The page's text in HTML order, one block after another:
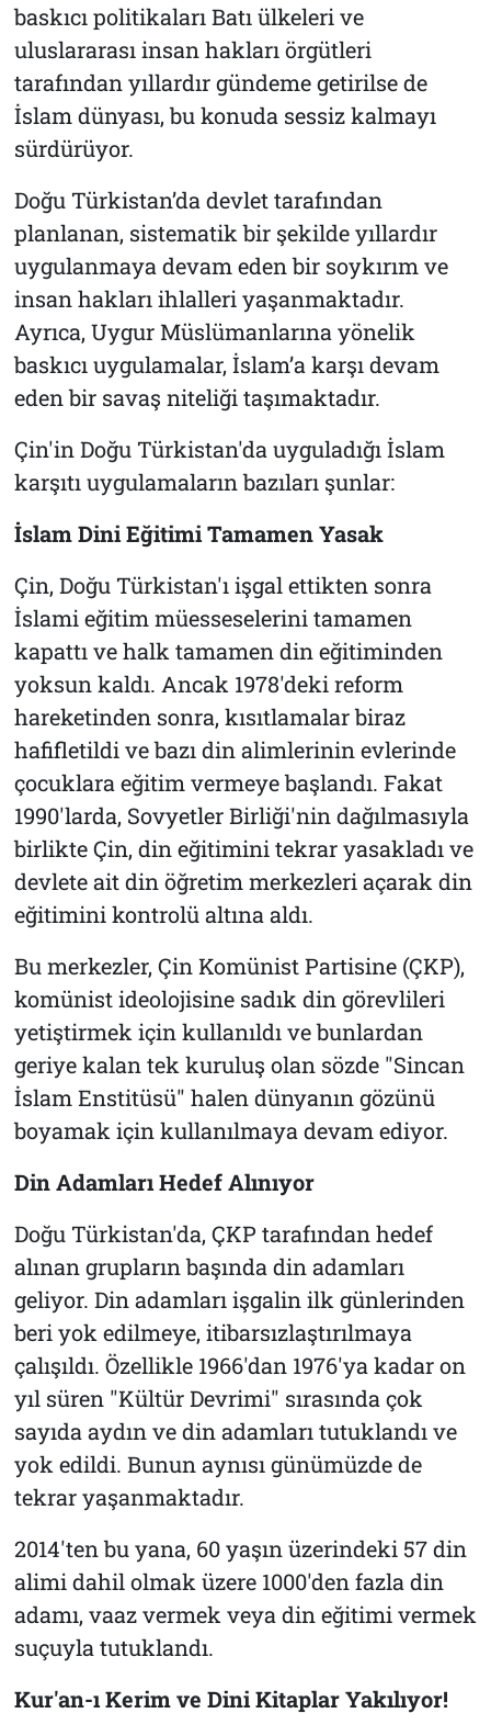
baskıcı politikaları Batı ülkeleri ve
uluslararası insan hakları örgütleri
tarafından yıllardır gündeme getirilse de
İslam dünyası, bu konuda sessiz kalmayı
sürdürüyor.
Doğu Türkistan’da devlet tarafından
planlanan, sistematik bir şekilde yıllardır
uygulanmaya devam eden bir soykırım ve
insan hakları ihlalleri yaşanmaktadır.
Ayrıca, Uygur Müslümanlarına yönelik
baskıcı uygulamalar, İslam’a karşı devam
eden bir savaş niteliği taşımaktadır.
Çin'in Doğu Türkistan'da uyguladığı İslam
karşıtı uygulamaların bazıları şunlar:
İslam Dini Eğitimi Tamamen Yasak
Çin, Doğu Türkistan'ı işgal ettikten sonra
İslami eğitim müesseselerini tamamen
kapattı ve halk tamamen din eğitiminden
yoksun kaldı. Ancak 1978'deki reform
hareketinden sonra, kısıtlamalar biraz
hafifletildi ve bazı din alimlerinin evlerinde
çocuklara eğitim vermeye başlandı. Fakat
1990'larda, Sovyetler Birliği'nin dağılmasıyla
birlikte Çin, din eğitimini tekrar yasakladı ve
devlete ait din öğretim merkezleri açarak din
eğitimini kontrolü altına aldı.
Bu merkezler, Çin Komünist Partisine (ÇKP),
komünist ideolojisine sadık din görevlileri
yetiştirmek için kullanıldı ve bunlardan
geriye kalan tek kuruluş olan sözde "Sincan
İslam Enstitüsü" halen dünyanın gözünü
boyamak için kullanılmaya devam ediyor.
Din Adamları Hedef Alınıyor
Doğu Türkistan'da, ÇKP tarafından hedef
alınan grupların başında din adamları
geliyor. Din adamları işgalin ilk günlerinden
beri yok edilmeye, itibarsızlaştırılmaya
çalışıldı. Özellikle 1966'dan 1976'ya kadar on
yıl süren "Kültür Devrimi" sırasında çok
sayıda aydın ve din adamları tutuklandı ve
yok edildi. Bunun aynısı günümüzde de
tekrar yaşanmaktadır.
2014'ten bu yana, 60 yaşın üzerindeki 57 din
alimi dahil olmak üzere 1000'den fazla din
adamı, vaaz vermek veya din eğitimi vermek
suçuyla tutuklandı.
Kur'an-ı Kerim ve Dini Kitaplar Yakılıyor!